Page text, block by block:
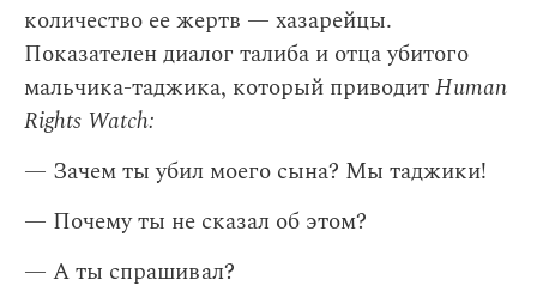
количество ее жертв — хазарейцы.
Показателен диалог талиба и отца убитого
мальчика-таджика, который приводитHuman
Rights Watch:
— Зачем ты убил моего сына? Мы таджики!
— Почему ты не сказал об этом?
— А ты спрашивал?